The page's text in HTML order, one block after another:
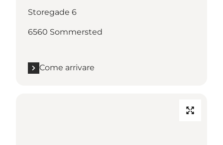
Storegade 6
6560 Sommersted
Come arrivare